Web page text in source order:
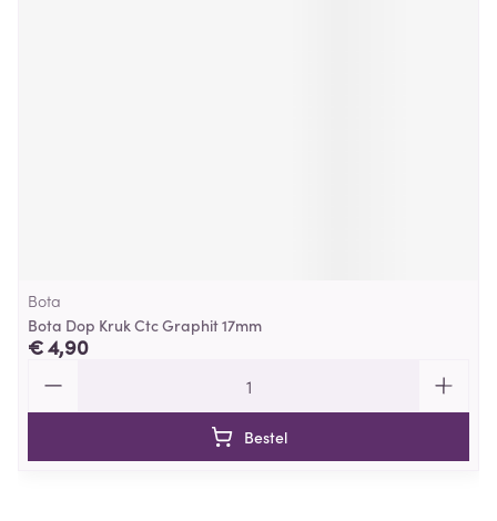
Bota
Bota Dop Kruk Ctc Graphit 17mm
€ 4,90
Bestel